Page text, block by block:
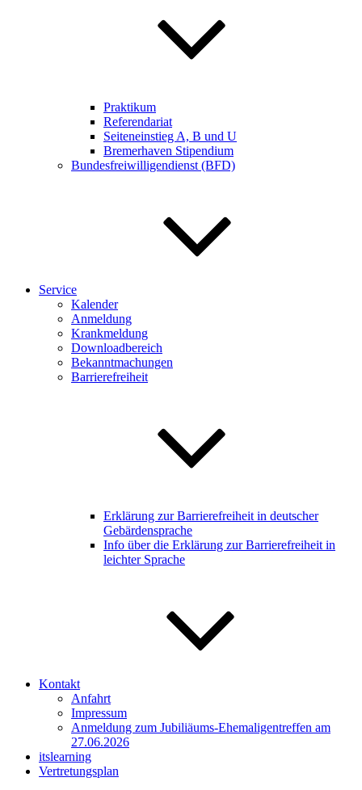
Praktikum
Referendariat
Seiteneinstieg A, B und U
Bremerhaven Stipendium
Bundesfreiwilligendienst (BFD)
Service
Kalender
Anmeldung
Krankmeldung
Downloadbereich
Bekanntmachungen
Barrierefreiheit
Erklärung zur Barrierefreiheit in deutscher
Gebärdensprache
Info über die Erklärung zur Barrierefreiheit in
leichter Sprache
Kontakt
Anfahrt
Impressum
Anmeldung zum Jubiliäums-Ehemaligentreffen am
27.06.2026
itslearning
Vertretungsplan